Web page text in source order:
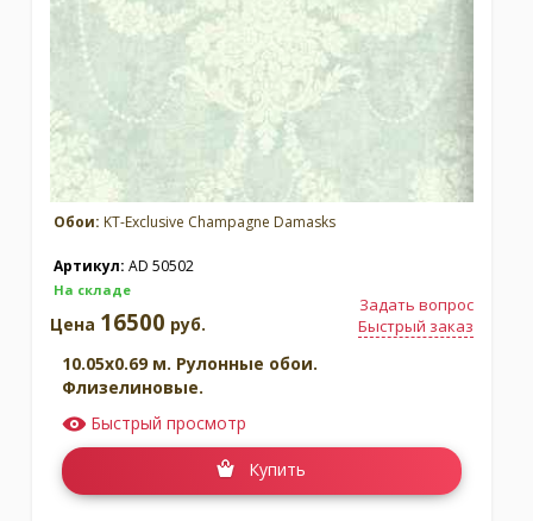
Обои: KT-Exclusive Champagne Damasks
Артикул: AD 50502
На складе
Задать вопрос
Быстрый заказ
Цена 16500 руб.
10.05x0.69 м. Рулонные обои.
Флизелиновые.
Быстрый просмотр
Купить